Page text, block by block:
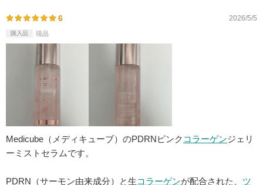
6 2026/5/5
購入品 現品
Medicube（メディキューブ）のPDRNピンク コラーゲンジェリ
ーミストセラムです。
PDRN（サーモン由来成分）と生コラーゲンが配合された、 ツ